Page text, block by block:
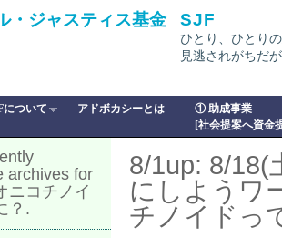
・ジャスティス基金 SJF
ひとり、ひとり
見逃されがちだ
について アドボカシーとは
① 助成事業
[社会提案へ資金
8/1up: 8/
にしようワ
チノイドっ
archives for
ニコチノイ
？.